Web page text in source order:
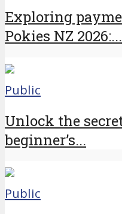
Exploring
Pokies NZ 2026:...
Public
Unlock the
beginner’s...
Public